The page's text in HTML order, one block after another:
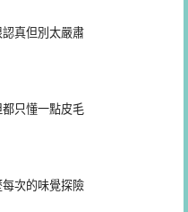
真但別太嚴肅
只懂一點皮毛
次的味覺探險